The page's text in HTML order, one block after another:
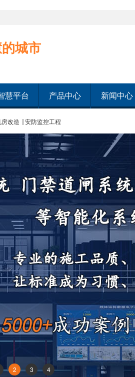
城市
慧平台 产品中心 新闻中心
改造 安防监控工程
2 3 4